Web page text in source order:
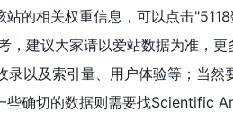
的相关权重信息，可以点击"
，建议大家请以爱站数据为准，更
以及索引量、用户体验等；当然
些确切的数据则需要找Scientific